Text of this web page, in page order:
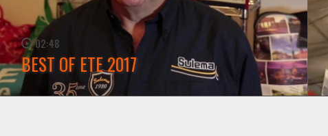
02:48
BEST OF ETE 2017
WATCH NOW →